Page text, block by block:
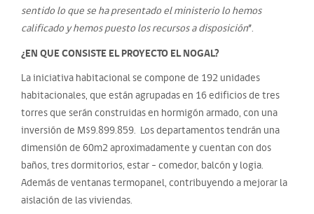
sentido lo que se ha presentado el ministerio lo hemos
calificado y hemos puesto los recursos a disposición”.
¿EN QUE CONSISTE EL PROYECTO EL NOGAL?
La iniciativa habitacional se compone de 192 unidades
habitacionales, que están agrupadas en 16 edificios de tres
torres que serán construidas en hormigón armado, con una
inversión de M$9.899.859. Los departamentos tendrán una
dimensión de 60m2 aproximadamente y cuentan con dos
baños, tres dormitorios, estar – comedor, balcón y logia.
Además de ventanas termopanel, contribuyendo a mejorar la
aislación de las viviendas.